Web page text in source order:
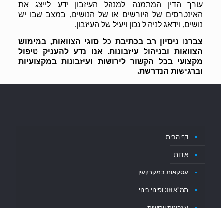
עורך הדין המתמנה למנהל העיזבון ידע לייצג את
האינטרסים של היורשים או של הנושים, במצב שבו יש
נושים, וידאג לניהול נכון ויעיל של העיזבון.
צברנו ניסיון רב בכתיבת כל סוגי הצוואות,במימוש
הצוואות ובניהול עיזבונות. אנו נדע להעניק טיפול
מקצועי בכל הקשור לירושות ועיזבונות במקצועיות
וברגישות הנדרשת.
דף הבית
אודות
עסקאות במקרקעין
תמ"א 38 ופינוי בינוי